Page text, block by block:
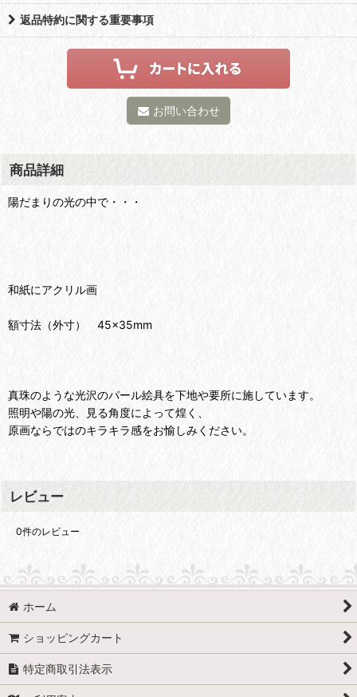
返品特約に関する重要事項
お問い合わせ
商品詳細
陽だまりの光の中で・・・
和紙にアクリル画
額寸法（外寸） 45×35mm
真珠のような光沢のパール絵具を下地や要所に施しています。
照明や陽の光、見る角度によって煌く、
原画ならではのキラキラ感をお愉しみください。
レビュー
0件のレビュー
ホーム
ショッピングカート
特定商取引法表示